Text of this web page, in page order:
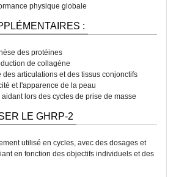
physique globale
:
des protéines
de collagène
des articulations et des tissus conjonctifs
et l'apparence de la peau
lors des cycles de prise de masse
LE GHRP-2
utilisé en cycles, avec des dosages et
en fonction des objectifs individuels et des